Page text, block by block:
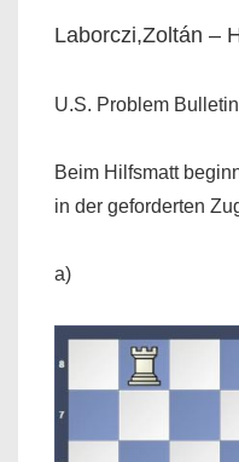
Laborczi,Zoltán –
U.S. Problem
Beim Hilfsmatt
in der geforderten
a)